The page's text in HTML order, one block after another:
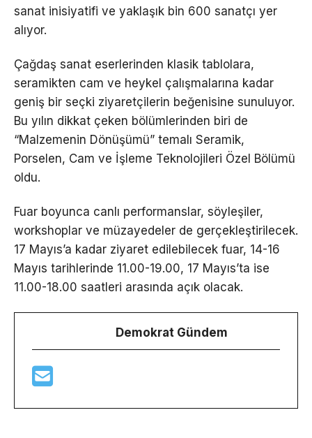
sanat inisiyatifi ve yaklaşık bin 600 sanatçı yer
alıyor.
Çağdaş sanat eserlerinden klasik tablolara,
seramikten cam ve heykel çalışmalarına kadar
geniş bir seçki ziyaretçilerin beğenisine sunuluyor.
Bu yılın dikkat çeken bölümlerinden biri de
“Malzemenin Dönüşümü” temalı Seramik,
Porselen, Cam ve İşleme Teknolojileri Özel Bölümü
oldu.
Fuar boyunca canlı performanslar, söyleşiler,
workshoplar ve müzayedeler de gerçekleştirilecek.
17 Mayıs’a kadar ziyaret edilebilecek fuar, 14-16
Mayıs tarihlerinde 11.00-19.00, 17 Mayıs’ta ise
11.00-18.00 saatleri arasında açık olacak.
Demokrat Gündem